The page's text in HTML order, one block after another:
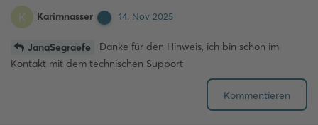
K Karimnasser 14. Nov 2025
JanaSegraefe
Danke für den Hinweis, ich bin schon im
Kontakt mit dem technischen Support
Kommentieren